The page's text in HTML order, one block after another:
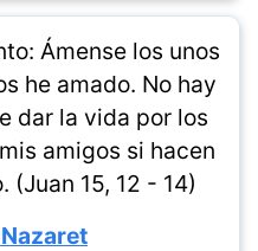
Ámense los unos
he amado. No hay
dar la vida por los
amigos si hacen
(Juan 15, 12 - 14)